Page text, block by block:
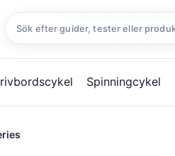
Sök
Spinningcykel